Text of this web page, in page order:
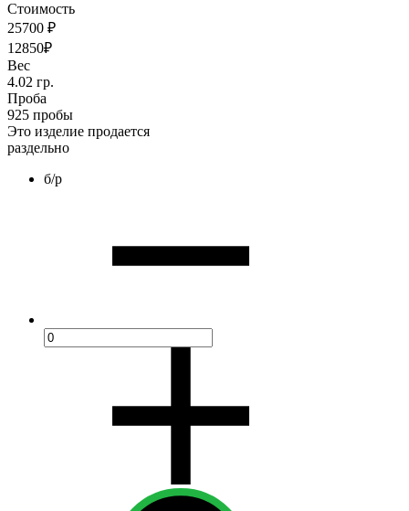
Стоимость
25700 ₽
12850₽
Вес
4.02 гр.
Проба
925 пробы
Это изделие продается
раздельно
б/р